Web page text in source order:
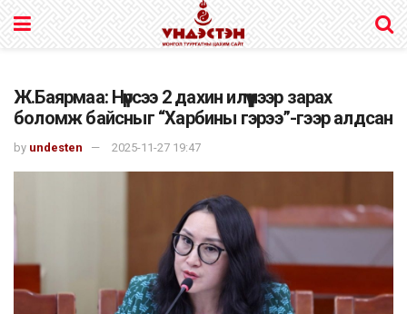
Ж.Баярмаа: Нүүрсээ 2 дахин илүү үнээр зарах
боломж байсныг “Харбины гэрээ”-гээр алдсан
by undesten 2025-11-27 19:47